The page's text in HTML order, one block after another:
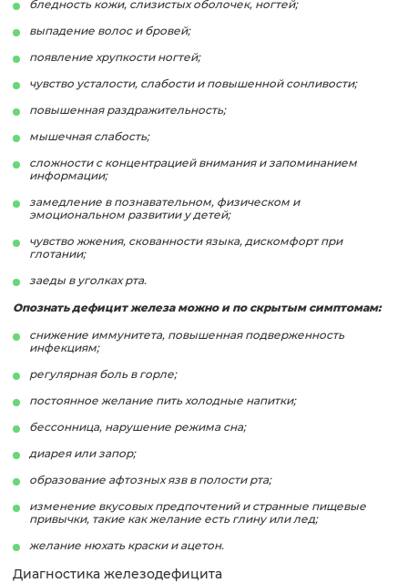
бледность кожи, слизистых оболочек, ногтей;
выпадение волос и бровей;
появление хрупкости ногтей;
чувство усталости, слабости и повышенной сонливости;
повышенная раздражительность;
мышечная слабость;
сложности с концентрацией внимания и запоминанием
информации;
замедление в познавательном, физическом и
эмоциональном развитии у детей;
чувство жжения, скованности языка, дискомфорт при
глотании;
заеды в уголках рта.
Опознать дефицит железа можно и по скрытым симптомам:
снижение иммунитета, повышенная подверженность
инфекциям;
регулярная боль в горле;
постоянное желание пить холодные напитки;
бессонница, нарушение режима сна;
диарея или запор;
образование афтозных язв в полости рта;
изменение вкусовых предпочтений и странные пищевые
привычки, такие как желание есть глину или лед;
желание нюхать краски и ацетон.
Диагностика железодефицита